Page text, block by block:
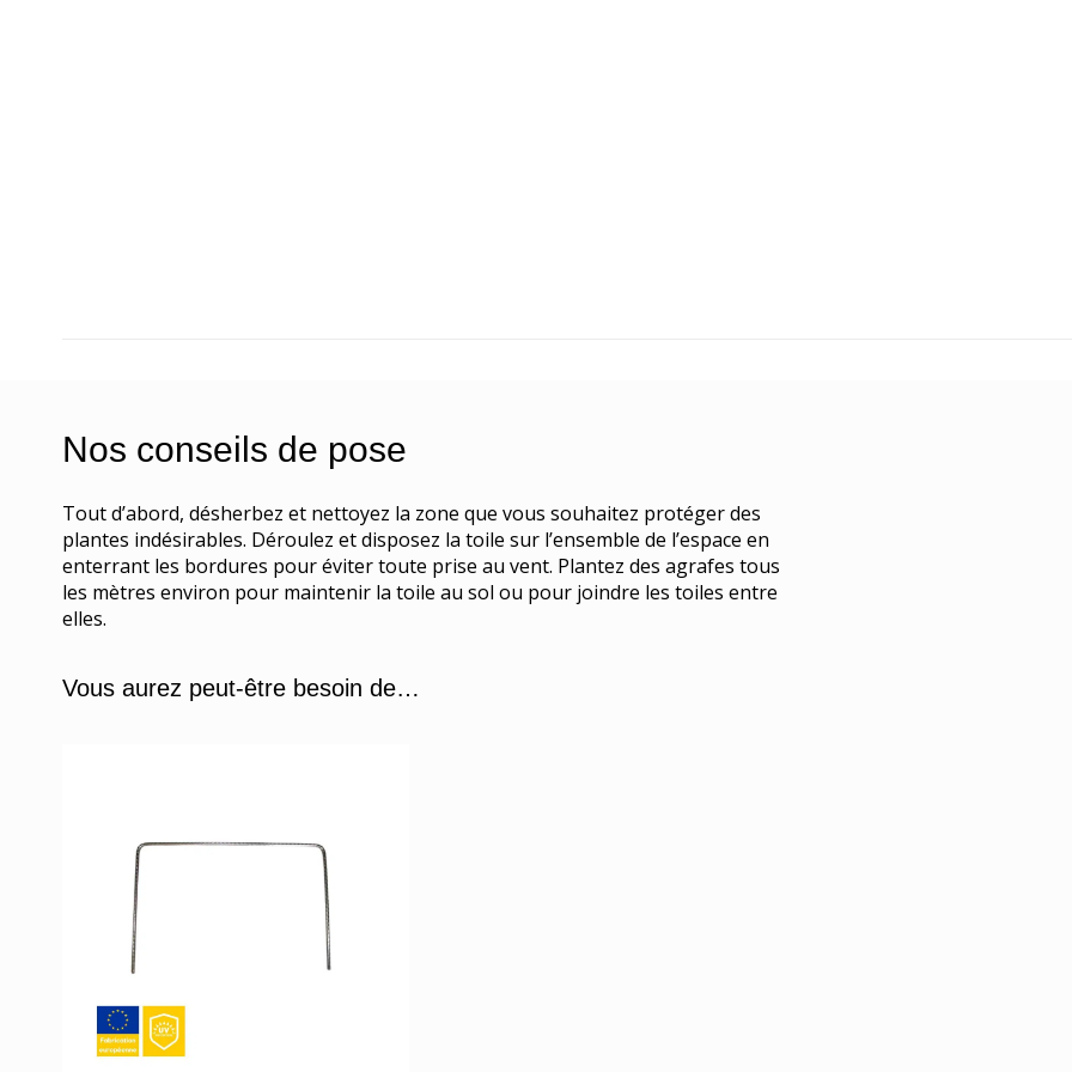
Nos conseils de pose
Tout d’abord, désherbez et nettoyez la zone que vous souhaitez protéger des
plantes indésirables. Déroulez et disposez la toile sur l’ensemble de l’espace en
enterrant les bordures pour éviter toute prise au vent. Plantez des agrafes tous
les mètres environ pour maintenir la toile au sol ou pour joindre les toiles entre
elles.
Vous aurez peut-être besoin de…